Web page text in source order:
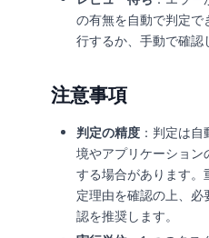
の有無を自動で判定
行するか、手動で確認
注意事項
判定の精度 ：判定は
境やアプリケーション
する場合があります。
定理由を確認の上、
認を推奨します。